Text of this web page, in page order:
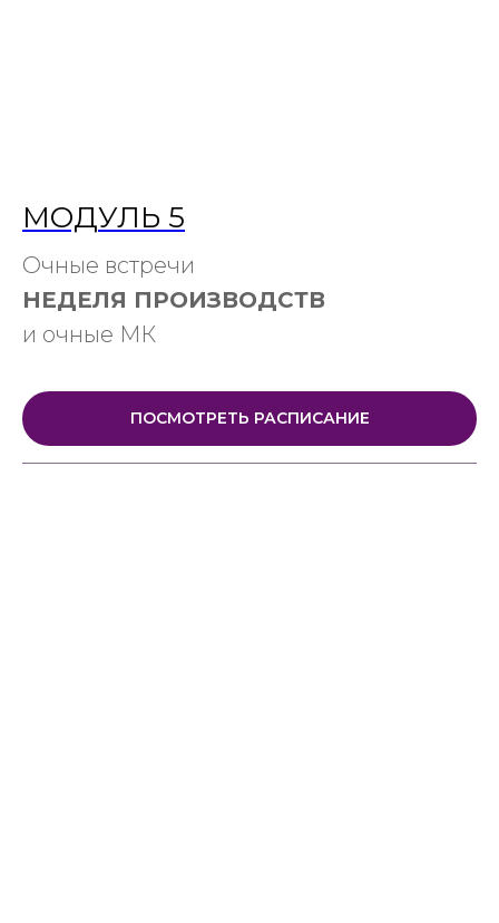
МОДУЛЬ 5
Очные встречи
НЕДЕЛЯ ПРОИЗВОДСТВ
и очные МК
ПОСМОТРЕТЬ РАСПИСАНИЕ